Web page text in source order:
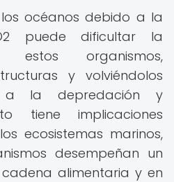
océanos debido a la
puede dificultar la
estos organismos,
y volviéndolos
a la depredación y
tiene implicaciones
ecosistemas marinos,
desempeñan un
alimentaria y en